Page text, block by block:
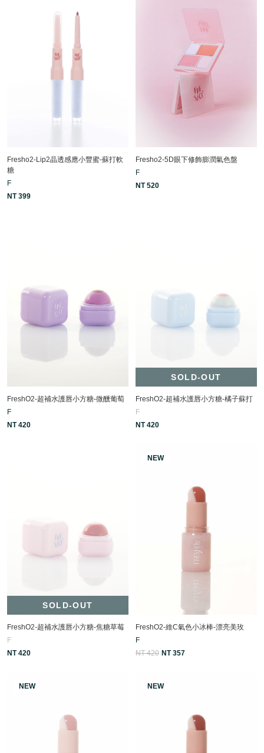
Fresho2-Lip2晶透感應小豐蜜-蘇打軟
糖
F
NT 399
Fresho2-5D眼下修飾膨潤氣色盤
F
NT 520
FreshO2-超補水護唇小方糖-微醺葡萄
F
NT 420
SOLD-OUT
FreshO2-超補水護唇小方糖-橘子蘇打
F
NT 420
SOLD-OUT
FreshO2-超補水護唇小方糖-焦糖草莓
F
NT 420
NEW
FreshO2-維C氣色小冰棒-漂亮美玫
F
NT 420 NT 357
NEW NEW